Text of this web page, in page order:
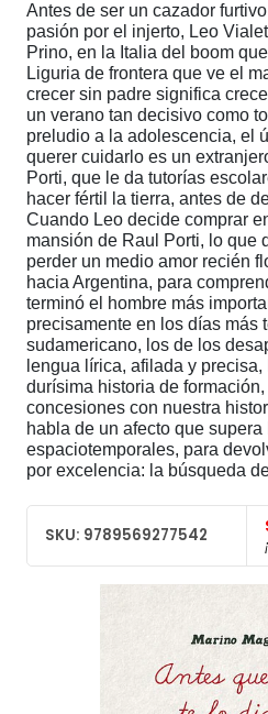
Antes de ser un cazador
pasión por el injerto, Leo
Prino, en la Italia del boom
Liguria de frontera que ve el
crecer sin padre significa
un verano tan decisivo como
preludio a la adolescencia, el
querer cuidarlo es un
Porti, que le da tutorías
hacer fértil la tierra, antes de
Cuando Leo decide comprar
mansión de Raul Porti, lo que
perder un medio amor recién
hacia Argentina, para
terminó el hombre más
precisamente en los días más
sudamericano, los de los
lengua lírica, afilada y
durísima historia de
concesiones con nuestra
habla de un afecto que
espaciotemporales, para
por excelencia: la búsqueda
SKU: 9789569277542